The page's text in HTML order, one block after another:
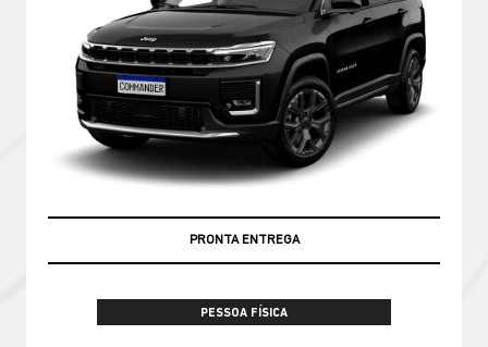
PRONTA ENTREGA
PESSOA FÍSICA